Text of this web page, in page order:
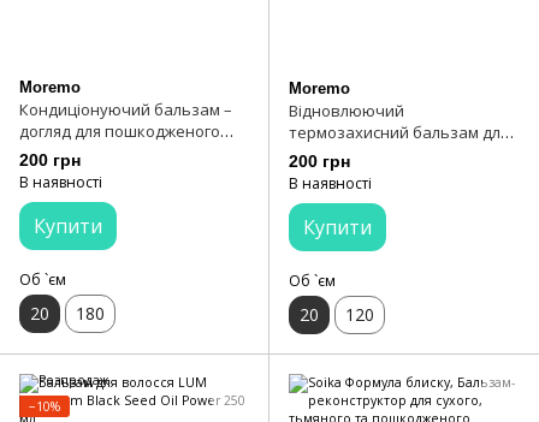
Moremo
Кондиціонуючий бальзам –
догляд для пошкодженого
волосся Moremo Advanced
LPP Treatment 20 мл
200 грн
В наявності
Купити
Об `єм
20 180
Moremo
Відновлюючий
термозахисний бальзам для
волосся Moremo Recovery
Balm B 20 мл
200 грн
В наявності
Купити
Об `єм
20 120
−10%